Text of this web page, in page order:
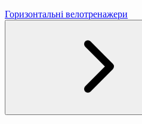
Горизонтальні велотренажери